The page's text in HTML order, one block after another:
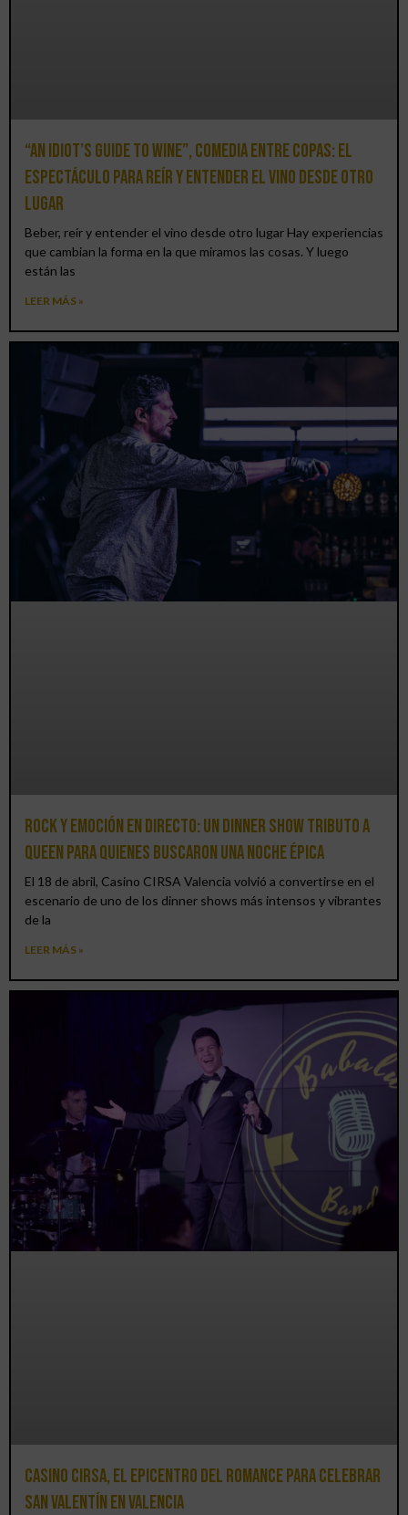
“An Idiot’s Guide to Wine”, comedia entre copas: el
espectáculo para reír y entender el vino desde otro
lugar
Beber, reír y entender el vino desde otro lugar Hay experiencias
que cambian la forma en la que miramos las cosas. Y luego
están las
LEER MÁS »
Rock y emoción en directo: un Dinner Show Tributo a
Queen para quienes buscaron una noche épica
El 18 de abril, Casino CIRSA Valencia volvió a convertirse en el
escenario de uno de los dinner shows más intensos y vibrantes
de la
LEER MÁS »
Casino CIRSA, el epicentro del romance para celebrar
San Valentín en Valencia